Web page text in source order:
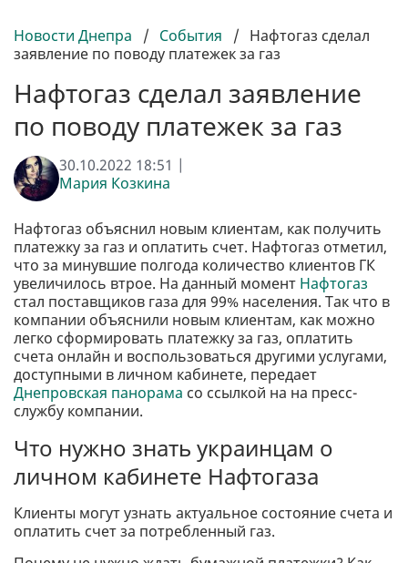
Новости Днепра / События / Нафтогаз сделал
заявление по поводу платежек за газ
Нафтогаз сделал заявление
по поводу платежек за газ
30.10.2022 18:51 |
Мария Козкина
Нафтогаз объяснил новым клиентам, как получить
платежку за газ и оплатить счет. Нафтогаз отметил,
что за минувшие полгода количество клиентов ГК
увеличилось втрое. На данный момент Нафтогаз
стал поставщиков газа для 99% населения. Так что в
компании объяснили новым клиентам, как можно
легко сформировать платежку за газ, оплатить
счета онлайн и воспользоваться другими услугами,
доступными в личном кабинете, передает
Днепровская панорама со ссылкой на на пресс-
службу компании.
Что нужно знать украинцам о
личном кабинете Нафтогаза
Клиенты могут узнать актуальное состояние счета и
оплатить счет за потребленный газ.